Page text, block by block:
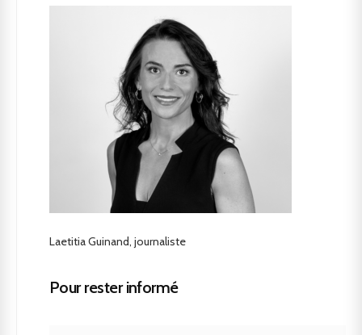
Laetitia Guinand, journaliste
Pour rester informé